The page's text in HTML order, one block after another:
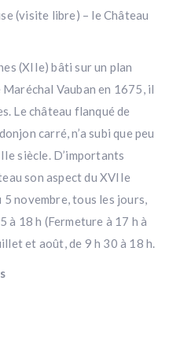
(visite libre) – le Château
(XIIe) bâti sur un plan
Vauban en 1675, il
Le château flanqué de
carré, n’a subi que peu
siècle. D’importants
son aspect du XVIIe
novembre, tous les jours,
à 18 h (Fermeture à 17 h à
et août, de 9 h 30 à 18 h.